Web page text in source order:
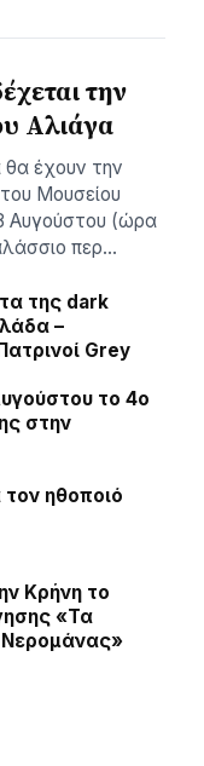
την
Αλιάγα
θα έχουν την
Μουσείου
Αυγούστου (ώρα
περ…
της dark
–
Grey
το 4ο
στην
ηθοποιό
Κρήνη το
«Τα